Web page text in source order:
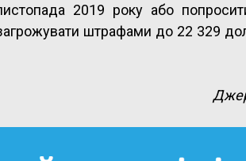
2019 року або
штрафами до 22 329